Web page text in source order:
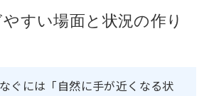
すい場面と状況の作り
ぐには「自然に手が近くなる状